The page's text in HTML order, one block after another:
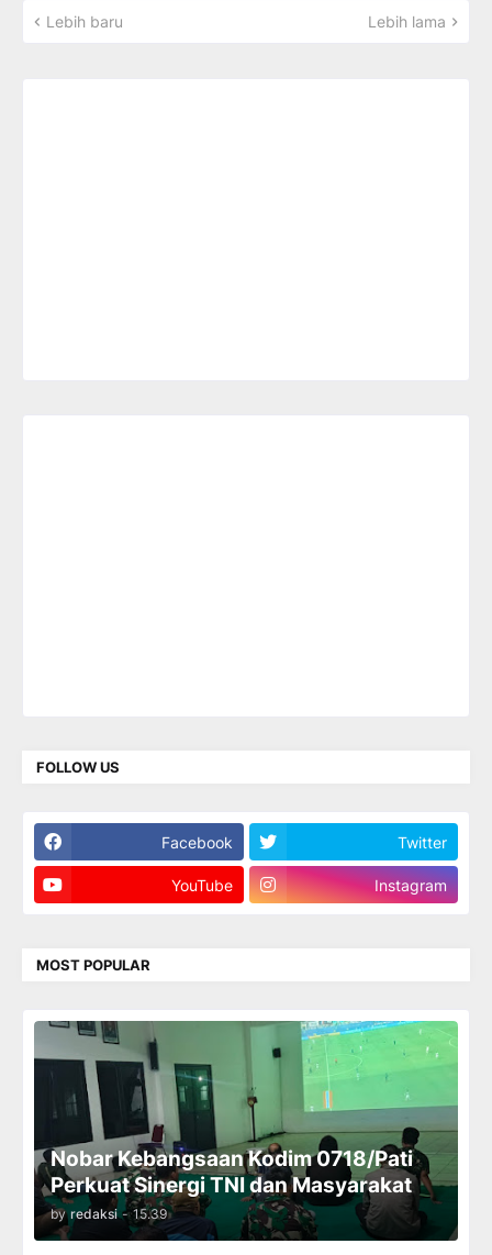
Lebih baru Lebih lama
FOLLOW US
Facebook Twitter
YouTube Instagram
MOST POPULAR
Nobar Kebangsaan Kodim 0718/Pati
Perkuat Sinergi TNI dan Masyarakat
by redaksi - 15.39